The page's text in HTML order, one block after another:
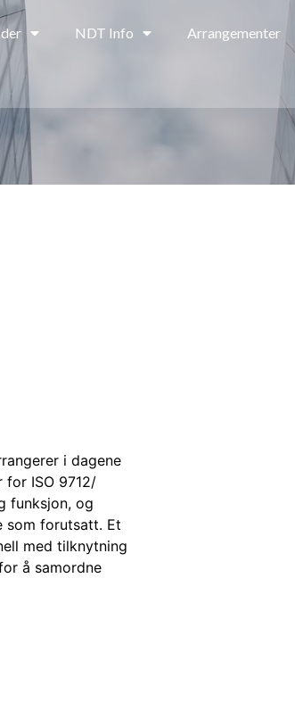
NDT Info Arrangementer
i dagene
for ISO 9712/
funksjon, og
som forutsatt. Et
med tilknytning
å samordne